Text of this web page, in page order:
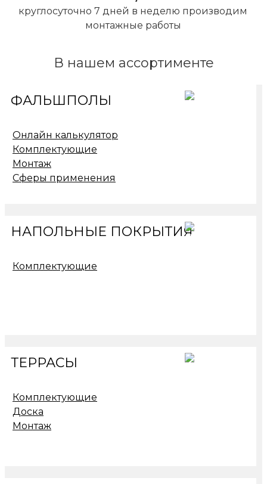
О компании
круглосуточно 7 дней в неделю производим
монтажные работы
В нашем ассортименте
ФАЛЬШПОЛЫ
Онлайн калькулятор
Комплектующие
Монтаж
Сферы применения
НАПОЛЬНЫЕ ПОКРЫТИЯ
Комплектующие
ТЕРРАСЫ
Комплектующие
Доска
Монтаж